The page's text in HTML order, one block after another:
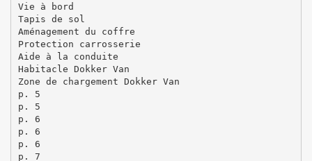
Vie à bord
Tapis de sol
Aménagement du coffre
Protection carrosserie
Aide à la conduite
Habitacle Dokker Van
Zone de chargement Dokker Van
p. 5
p. 5
p. 6
p. 6
p. 6
p. 7